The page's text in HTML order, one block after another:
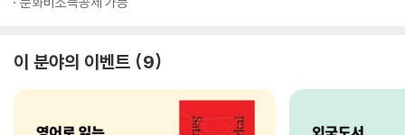
이 분야의 이벤트 9